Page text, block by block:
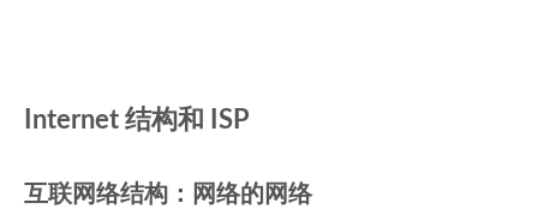
Internet 结构和 ISP
互联网络结构：网络的网络